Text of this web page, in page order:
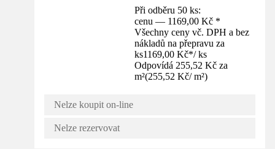
Při odběru 50 ks:
cenu — 1169,00 Kč *
Všechny ceny vč. DPH a bez
nákladů na přepravu za
ks1169,00 Kč*/ ks
Odpovídá 255,52 Kč za
m²(255,52 Kč/ m²)
Nelze koupit on-line
Nelze rezervovat